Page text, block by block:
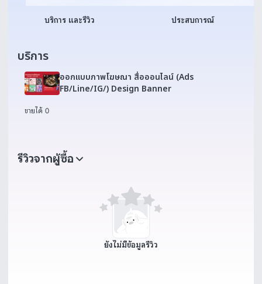
บริการ และรีวิว ประสบการณ์
บริการ
ออกแบบภาพโฆษณา สื่อออนไลน์ (Ads
FB/Line/IG/) Design Banner
ขายได้ 0
รีวิวจากผู้ซื้อ
ยังไม่มีข้อมูลรีวิว